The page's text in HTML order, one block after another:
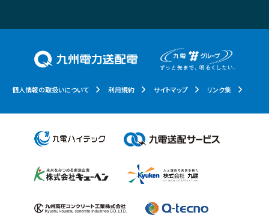
個人情報の取扱いについて 利用規約 サイトマップ リンク集